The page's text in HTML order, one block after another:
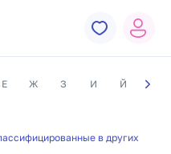
Е Ж З И Й К
в других